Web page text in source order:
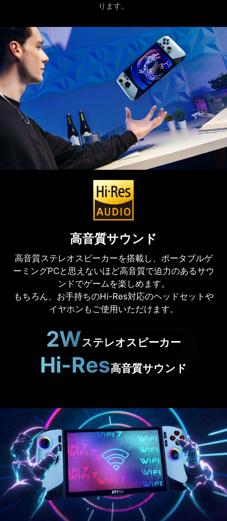
ります。
高音質サウンド
高音質ステレオスピーカーを搭載し、ポータブルゲ
ーミングPCと思えないほど高音質で迫力のあるサウ
ンドでゲームを楽しめます。
もちろん、お手持ちのHi-Res対応のヘッドセットや
イヤホンもご使用いただけます。
2Wステレオスピーカー
Hi-Res高音質サウンド